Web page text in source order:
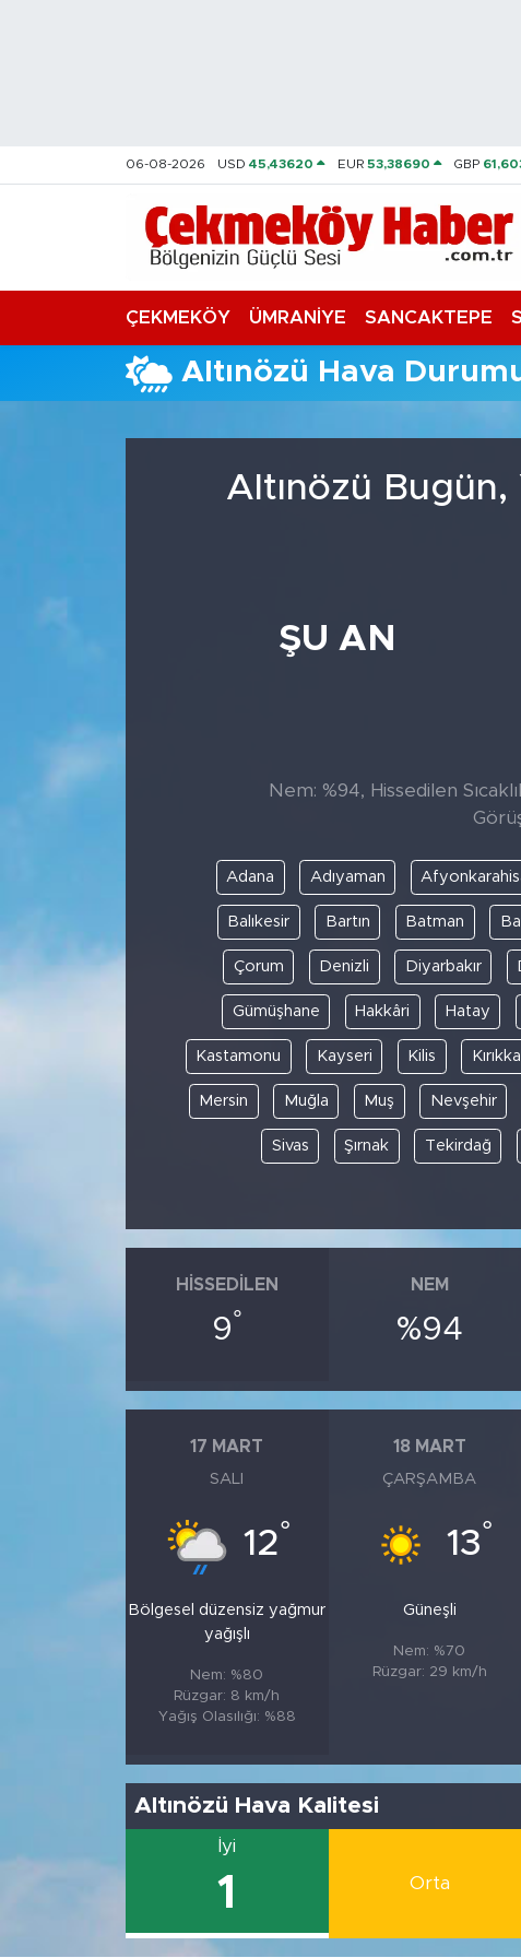
06-08-2026 USD45,43620 EUR 53,38690 GBP
ÇEKMEKÖY ÜMRANİYE SANCAKTEPE
Altınözü Hava
Altınözü Bugün,
ŞU AN
Nem: %94, Hissedilen
Adana Adıyaman
Balıkesir Bartın Batman
Çorum Denizli Diyarbakır
Gümüşhane Hakkâri Hatay
Kastamonu Kayseri Kilis
Mersin Muğla Muş Nevşehir
Sivas Şırnak Tekirdağ
HISSEDILEN
9°
NEM
%94
17 MART
SALI
12°
Bölgesel düzensiz yağmur
yağışlı
Nem: %80
Rüzgar: 8 km/h
Yağış Olasılığı: %88
18 MART
ÇARŞAMBA
13°
Güneşli
Nem: %70
Rüzgar: 29 km/h
Altınözü Hava Kalitesi
İyi
1 Orta
Trafik Durumu
Süper Lig Puan Durumu ve Fikstür
Tüm Manşetler